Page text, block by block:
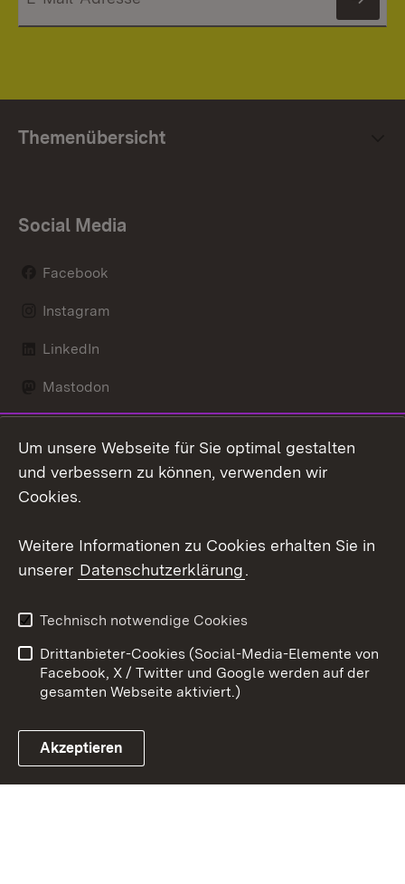
Themenübersicht
Social Media
Facebook
Instagram
LinkedIn
Mastodon
X / Twitter
Youtube
Link zum Landesportal
Kontakt
Datenschutz
Barrierefreiheit
Impressum Cookies
Um unsere Webseite für Sie optimal gestalten
und verbessern zu können, verwenden wir
Cookies.
Weitere Informationen zu Cookies erhalten Sie in
unserer Datenschutzerklärung.
Technisch notwendige Cookies
Drittanbieter-Cookies (Social-Media-Elemente von
Facebook, X / Twitter und Google werden auf der
gesamten Webseite aktiviert.)
Akzeptieren